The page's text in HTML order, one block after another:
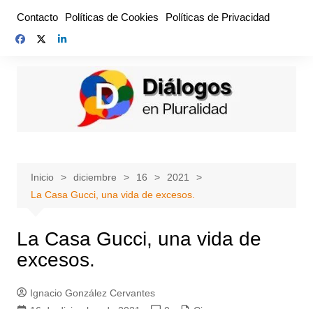
contenido
Contacto Políticas de Cookies Políticas de Privacidad
Inicio diciembre 16
2021
La Casa Gucci, una vida de excesos.
La Casa Gucci, una vida de
excesos.
Ignacio González Cervantes